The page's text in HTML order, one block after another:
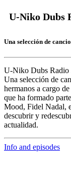
U-Niko Dubs
Una selección de
U-Niko Dubs Radio
Una selección de
hermanos a cargo de
que ha formado
Mood, Fidel Nadal,
descubrir y
actualidad.
Info and episodes